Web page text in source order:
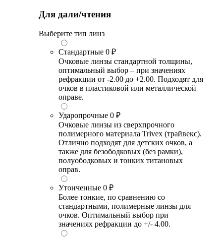
Для дали/чтения
Выберите тип линз
Стандартные 0 ₽
Очковые линзы стандартной толщины,
оптимальный выбор – при значениях
рефракции от -2.00 до +2.00. Подходят для
очков в пластиковой или металлической
оправе.
Ударопрочные 0 ₽
Очковые линзы из сверхпрочного
полимерного материала Trivex (трайвекс).
Отлично подходят для детских очков, а
также для безободковых (без рамки),
полуободковых и тонких титановых
оправ.
Утонченные 0 ₽
Более тонкие, по сравнению со
стандартными, полимерные линзы для
очков. Оптимальный выбор при
значениях рефракции до +/- 4.00.